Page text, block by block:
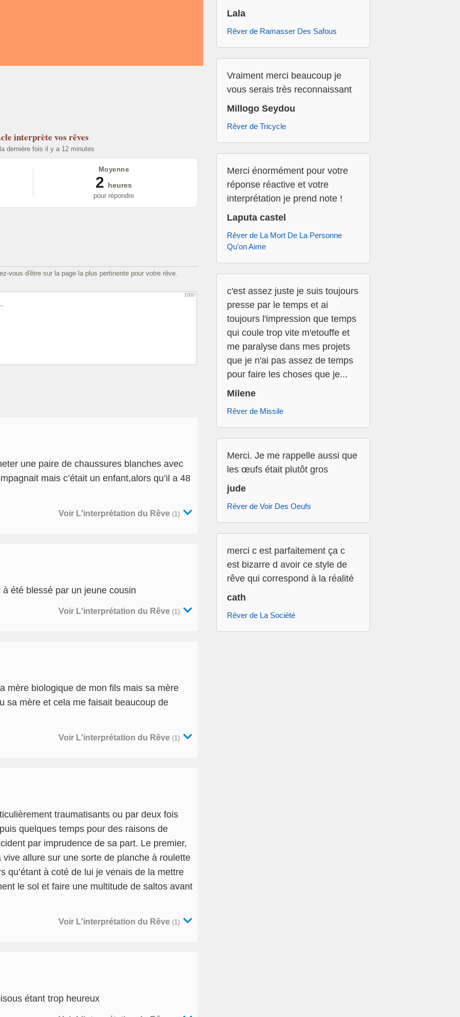
interprète vos rêves
dernière fois il y a 12 minutes
Moyenne
2
heures
pour répondre
vous d'être sur la page la plus pertinente pour votre rêve.
1000
une paire de chaussures blanches avec
mais c’était un enfant,alors qu’il a 48
Voir L'interprétation du Rêve (1)
été blessé par un jeune cousin
Voir L'interprétation du Rêve (1)
mère biologique de mon fils mais sa mère
sa mère et cela me faisait beaucoup de
Voir L'interprétation du Rêve (1)
traumatisants ou par deux fois
quelques temps pour des raisons de
par imprudence de sa part. Le premier,
vive allure sur une sorte de planche à roulette
qu’étant à coté de lui je venais de la mettre
le sol et faire une multitude de saltos avant
Voir L'interprétation du Rêve (1)
étant trop heureux
Lala
Rêver de Ramasser Des Safous
Vraiment merci beaucoup je
vous serais très reconnaissant
Millogo Seydou
Rêver de Tricycle
Merci énormément pour votre
réponse réactive et votre
interprétation je prend note !
Laputa castel
Rêver de La Mort De La Personne
Qu’on Aime
c'est assez juste je suis toujours
presse par le temps et ai
toujours l'impression que temps
qui coule trop vite m'etouffe et
me paralyse dans mes projets
que je n'ai pas assez de temps
pour faire les choses que je...
Milene
Rêver de Missile
Merci. Je me rappelle aussi que
les œufs était plutôt gros
jude
Rêver de Voir Des Oeufs
merci c est parfaitement ça c
est bizarre d avoir ce style de
rêve qui correspond à la réalité
cath
Rêver de La Société